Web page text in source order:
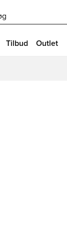
Tilbud Outlet